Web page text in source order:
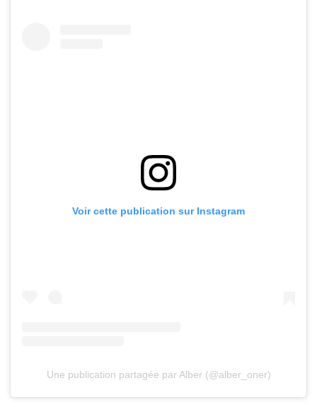
Voir cette publication sur Instagram
Une publication partagée par Alber (@alber_oner)